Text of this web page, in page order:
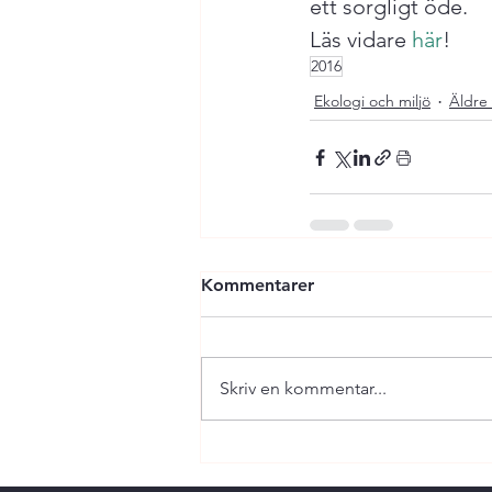
ett sorgligt öde.
Läs vidare här!
2016
Ekologi och miljö
Äldre
Kommentarer
Skriv en kommentar...